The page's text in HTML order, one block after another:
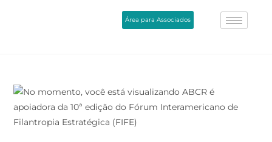
Área para Associados